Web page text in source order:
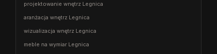
projektowanie wnętrz Legnica
aranżacja wnętrz Legnica
wizualizacja wnętrz Legnica
meble na wymiar Legnica